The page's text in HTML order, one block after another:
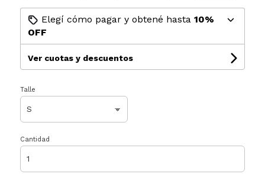
Elegí cómo pagar y obtené hasta 10%
OFF
Ver cuotas y descuentos
Talle
Cantidad